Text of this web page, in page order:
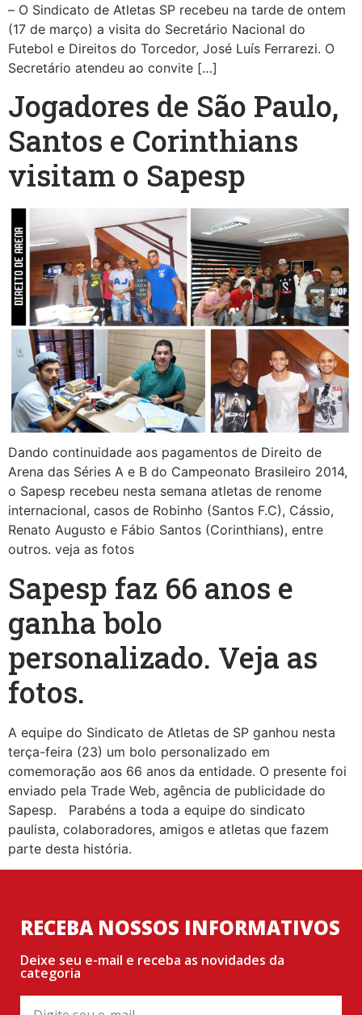
– O Sindicato de Atletas SP recebeu na tarde de ontem
(17 de março) a visita do Secretário Nacional do
Futebol e Direitos do Torcedor, José Luís Ferrarezi. O
Secretário atendeu ao convite […]
Jogadores de São Paulo,
Santos e Corinthians
visitam o Sapesp
Dando continuidade aos pagamentos de Direito de
Arena das Séries A e B do Campeonato Brasileiro 2014,
o Sapesp recebeu nesta semana atletas de renome
internacional, casos de Robinho (Santos F.C), Cássio,
Renato Augusto e Fábio Santos (Corinthians), entre
outros. veja as fotos
Sapesp faz 66 anos e
ganha bolo
personalizado. Veja as
fotos.
A equipe do Sindicato de Atletas de SP ganhou nesta
terça-feira (23) um bolo personalizado em
comemoração aos 66 anos da entidade. O presente foi
enviado pela Trade Web, agência de publicidade do
Sapesp. Parabéns a toda a equipe do sindicato
paulista, colaboradores, amigos e atletas que fazem
parte desta história.
RECEBA NOSSOS INFORMATIVOS
Deixe seu e-mail e receba as novidades da
categoria